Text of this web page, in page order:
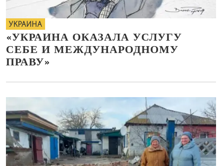
УКРАИНА
«УКРАИНА ОКАЗАЛА УСЛУГУ
СЕБЕ И МЕЖДУНАРОДНОМУ
ПРАВУ»